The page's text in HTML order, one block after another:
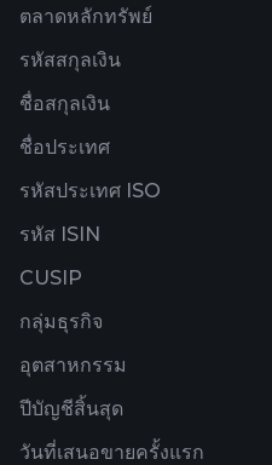
casting and mechanical
company was founded in
Petersburg, Russia.
ตลาดหลักทรัพย์
รหัสสกุลเงิน
ชื่อสกุลเงิน
ชื่อประเทศ
รหัสประเทศ ISO
รหัส ISIN
CUSIP
กลุ่มธุรกิจ
อุตสาหกรรม
ปีบัญชีสิ้นสุด
วันที่เสนอขายครั้งแรก